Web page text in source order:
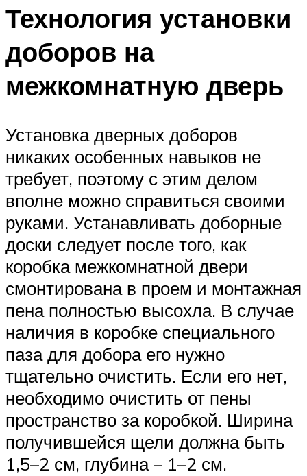
Технология установки
доборов на
межкомнатную дверь
Установка дверных доборов
никаких особенных навыков не
требует, поэтому с этим делом
вполне можно справиться своими
руками. Устанавливать доборные
доски следует после того, как
коробка межкомнатной двери
смонтирована в проем и монтажная
пена полностью высохла. В случае
наличия в коробке специального
паза для добора его нужно
тщательно очистить. Если его нет,
необходимо очистить от пены
пространство за коробкой. Ширина
получившейся щели должна быть
1,5–2 см, глубина – 1–2 см.